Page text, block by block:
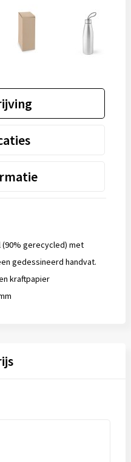
gerecycled) met
gedessineerd handvat.
kraftpapier